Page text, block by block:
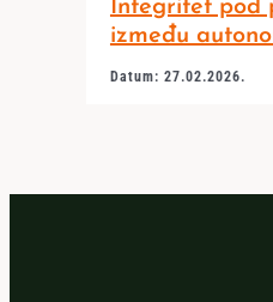
Integritet pod
između
Datum: 27.02.2026.